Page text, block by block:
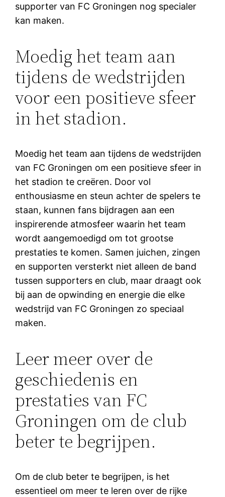
supporter van FC Groningen nog specialer
kan maken.
Moedig het team aan
tijdens de wedstrijden
voor een positieve sfeer
in het stadion.
Moedig het team aan tijdens de wedstrijden
van FC Groningen om een positieve sfeer in
het stadion te creëren. Door vol
enthousiasme en steun achter de spelers te
staan, kunnen fans bijdragen aan een
inspirerende atmosfeer waarin het team
wordt aangemoedigd om tot grootse
prestaties te komen. Samen juichen, zingen
en supporten versterkt niet alleen de band
tussen supporters en club, maar draagt ook
bij aan de opwinding en energie die elke
wedstrijd van FC Groningen zo speciaal
maken.
Leer meer over de
geschiedenis en
prestaties van FC
Groningen om de club
beter te begrijpen.
Om de club beter te begrijpen, is het
essentieel om meer te leren over de rijke